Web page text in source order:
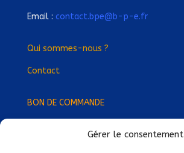
Gérer le consentement
Email : contact.bpe@b-p-e.fr
Qui sommes-nous ?
Contact
BON DE COMMANDE
Devenez Délégué·e Régional·e !